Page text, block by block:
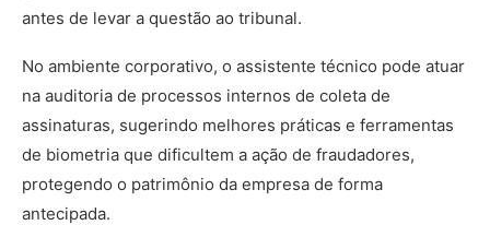
antes de levar a questão ao tribunal.
No ambiente corporativo, o assistente técnico pode atuar
na auditoria de processos internos de coleta de
assinaturas, sugerindo melhores práticas e ferramentas
de biometria que dificultem a ação de fraudadores,
protegendo o patrimônio da empresa de forma
antecipada.